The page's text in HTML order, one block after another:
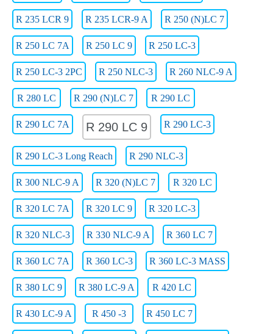
R 235 LCR 9 R 235 LCR-9 A R 250 (N)LC 7
R 250 LC 7A R 250 LC 9 R 250 LC-3
R 250 LC-3 2PC R 250 NLC-3 R 260 NLC-9 A
R 280 LC R 290 (N)LC 7 R 290 LC
R 290 LC 7A R 290 LC 9 R 290 LC-3
R 290 LC-3 Long Reach R 290 NLC-3
R 300 NLC-9 A R 320 (N)LC 7 R 320 LC
R 320 LC 7A R 320 LC 9 R 320 LC-3
R 320 NLC-3 R 330 NLC-9 A R 360 LC 7
R 360 LC 7A R 360 LC-3 R 360 LC-3 MASS
R 380 LC 9 R 380 LC-9 A R 420 LC
R 430 LC-9 A R 450 -3 R 450 LC 7